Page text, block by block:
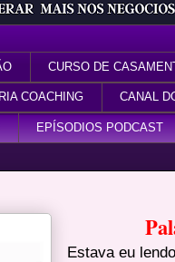
CURSO DE
COACHING CANAL
EPÍSODIOS PODCAST
Estava eu